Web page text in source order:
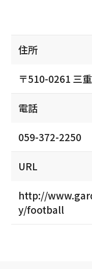
住所
〒510-0261 三
電話
059-372-2250
URL
http://
y/football